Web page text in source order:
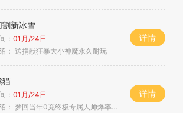
割新冰雪
： 01月/24日
：
送捐献狂暴大小神魔永久耐玩
详情
猫
： 01月/24日
： 梦回当年0充终极专属人帅爆率高
详情